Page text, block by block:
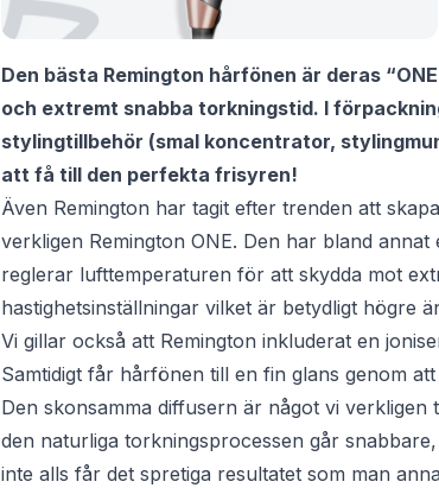
Den bästa Remington hårfönen är deras
och extremt snabba torkningstid. I
stylingtillbehör (smal koncentrator,
att få till den perfekta frisyren!
Även Remington har tagit efter trenden att
verkligen Remington ONE. Den har bland
reglerar lufttemperaturen för att skydda mot
hastighetsinställningar vilket är betydligt högre
Vi gillar också att Remington inkluderat en
Samtidigt får hårfönen till en fin glans genom
Den skonsamma diffusern är något vi
den naturliga torkningsprocessen går
inte alls får det spretiga resultatet som man